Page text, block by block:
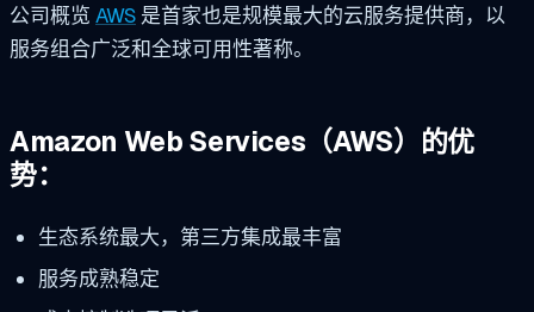
公司概览 AWS 是首家也是规模最大的云服务提供商，以
服务组合广泛和全球可用性著称。
Amazon Web Services（AWS）的优
势：
生态系统最大，第三方集成最丰富
服务成熟稳定